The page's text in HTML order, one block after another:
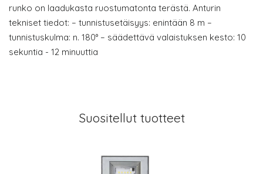
runko on laadukasta ruostumatonta terästä. Anturin
tekniset tiedot: – tunnistusetäisyys: enintään 8 m –
tunnistuskulma: n. 180° – säädettävä valaistuksen kesto: 10
sekuntia - 12 minuuttia
Suositellut tuotteet